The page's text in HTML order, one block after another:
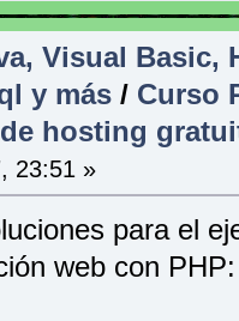
Visual Basic,
y más/ Curso
hosting
23:51 »
para el
web con PHP: